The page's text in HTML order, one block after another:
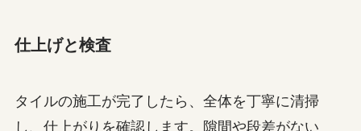
仕上げと検査
タイルの施工が完了したら、全体を丁寧に清掃
し、仕上がりを確認します。隙間や段差がない